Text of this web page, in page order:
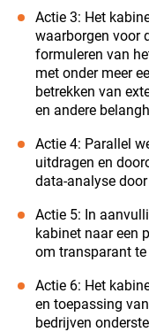
Actie 3: Het
waarborgen voor
formuleren van
met onder meer
betrekken van
en andere
Actie 4: Parallel
uitdragen en
data-analyse
Actie 5: In
kabinet naar een
om transparant
Actie 6: Het
en toepassing
bedrijven